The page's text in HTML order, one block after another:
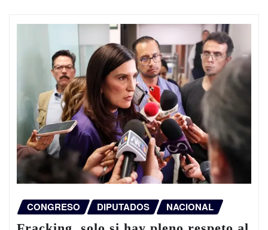
CONGRESO DIPUTADOS NACIONAL